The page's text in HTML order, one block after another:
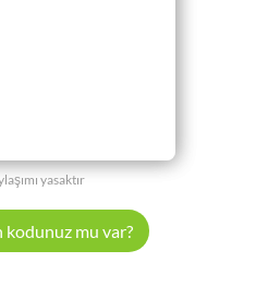
yasaktır
mu var?